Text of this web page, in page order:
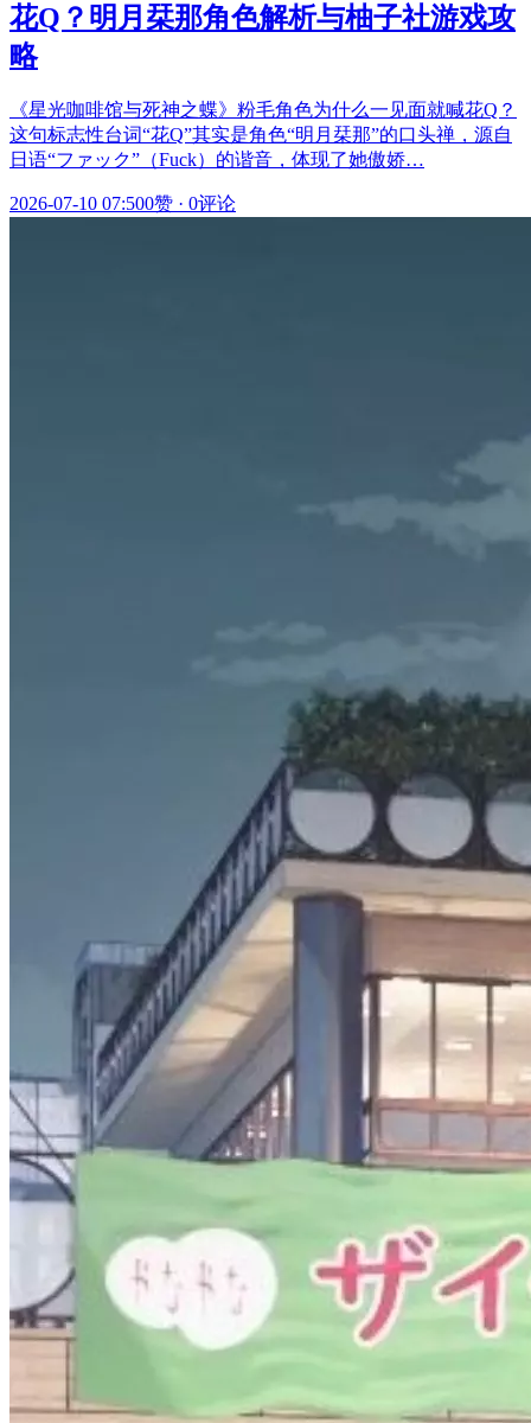
花Q？明月栞那角色解析与柚子社游戏攻
略
《星光咖啡馆与死神之蝶》粉毛角色为什么一见面就喊花Q？
这句标志性台词“花Q”其实是角色“明月栞那”的口头禅，源自
日语“ファック”（Fuck）的谐音，体现了她傲娇…
2026-07-10 07:500赞 · 0评论